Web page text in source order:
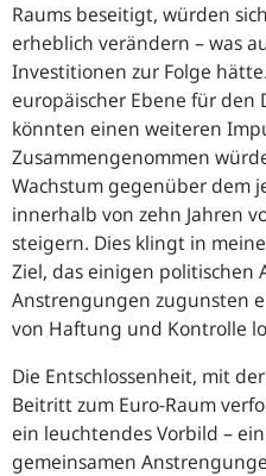
Raums beseitigt, würden
erheblich verändern – was
Investitionen zur Folge
europäischer Ebene für den
könnten einen weiteren
Zusammengenommen
Wachstum gegenüber dem
innerhalb von zehn Jahren
steigern. Dies klingt in
Ziel, das einigen politischen
Anstrengungen zugunsten
von Haftung und Kontrolle
Die Entschlossenheit, mit
Beitritt zum Euro-Raum
ein leuchtendes Vorbild –
gemeinsamen